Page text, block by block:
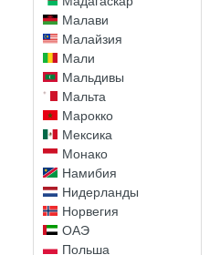
Малави
Малайзия
Мали
Мальдивы
Мальта
Марокко
Мексика
Монако
Намибия
Нидерланды
Норвегия
ОАЭ
Польша